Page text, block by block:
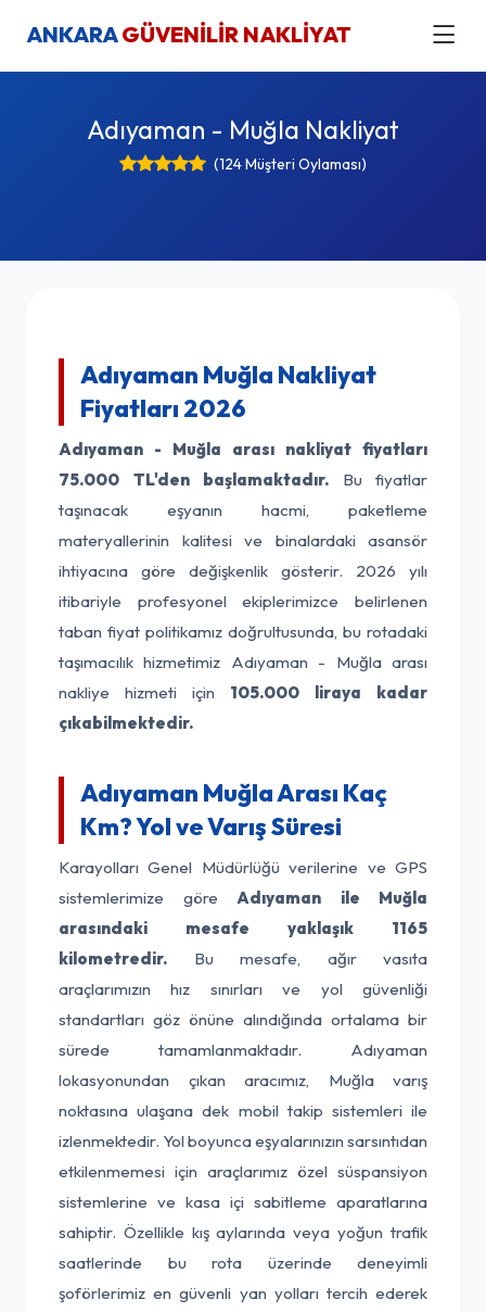
ANKARAGÜVENİLİR NAKLİYAT
Adıyaman - Muğla Nakliyat
(124 Müşteri Oylaması)
Adıyaman Muğla Nakliyat
Fiyatları 2026
Adıyaman - Muğla arası nakliyat fiyatları
75.000 TL'den başlamaktadır. Bu fiyatlar
taşınacak eşyanın hacmi, paketleme
materyallerinin kalitesi ve binalardaki asansör
ihtiyacına göre değişkenlik gösterir. 2026 yılı
itibariyle profesyonel ekiplerimizce belirlenen
taban fiyat politikamız doğrultusunda, bu rotadaki
taşımacılık hizmetimiz Adıyaman - Muğla arası
nakliye hizmeti için 105.000 liraya kadar
çıkabilmektedir.
Adıyaman Muğla Arası Kaç
Km? Yol ve Varış Süresi
Karayolları Genel Müdürlüğü verilerine ve GPS
sistemlerimize göre Adıyaman ile Muğla
arasındaki mesafe yaklaşık 1165
kilometredir. Bu mesafe, ağır vasıta
araçlarımızın hız sınırları ve yol güvenliği
standartları göz önüne alındığında ortalama bir
sürede tamamlanmaktadır. Adıyaman
lokasyonundan çıkan aracımız, Muğla varış
noktasına ulaşana dek mobil takip sistemleri ile
izlenmektedir. Yol boyunca eşyalarınızın sarsıntıdan
etkilenmemesi için araçlarımız özel süspansiyon
sistemlerine ve kasa içi sabitleme aparatlarına
sahiptir. Özellikle kış aylarında veya yoğun trafik
saatlerinde bu rota üzerinde deneyimli
şoförlerimiz en güvenli yan yolları tercih ederek